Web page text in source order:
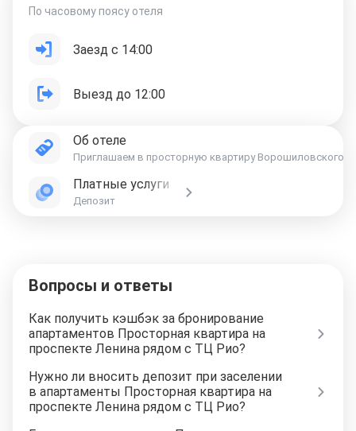
По часовому поясу отеля
Заезд с 14:00
Выезд до 12:00
Об отеле
Приглашаем в просторную квартиру Ворошиловского
Платные услуги
Депозит
Вопросы и ответы
Как получить кэшбэк за бронирование
апартаментов Просторная квартира на
проспекте Ленина рядом с ТЦ Рио?
Нужно ли вносить депозит при заселении
в апартаменты Просторная квартира на
проспекте Ленина рядом с ТЦ Рио?